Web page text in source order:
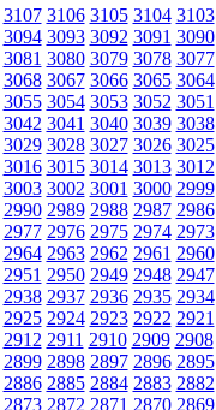
3107 3106 3105 3104 3103
3094 3093 3092 3091 3090
3081 3080 3079 3078 3077
3068 3067 3066 3065 3064
3055 3054 3053 3052 3051
3042 3041 3040 3039 3038
3029 3028 3027 3026 3025
3016 3015 3014 3013 3012
3003 3002 3001 3000 2999
2990 2989 2988 2987 2986
2977 2976 2975 2974 2973
2964 2963 2962 2961 2960
2951 2950 2949 2948 2947
2938 2937 2936 2935 2934
2925 2924 2923 2922 2921
2912 2911 2910 2909 2908
2899 2898 2897 2896 2895
2886 2885 2884 2883 2882
2873 2872 2871 2870 2869